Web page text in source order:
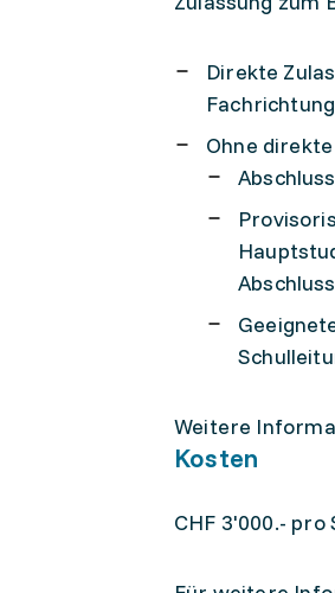
Direkte
Ohne
Weitere
Kosten
CHF 3'000.- pro